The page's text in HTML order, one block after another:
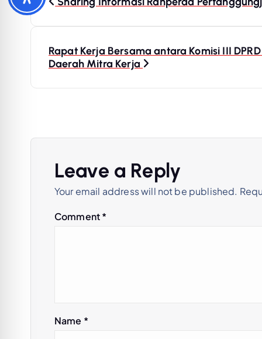
o
Rapat Kerja Bersama antara Komisi III
Daerah Mitra Kerja
Leave a Reply
Your email address will not be published.
Comment*
Name *